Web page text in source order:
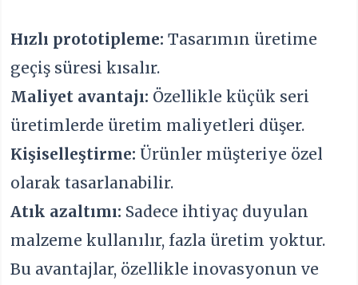
Hızlı prototipleme: Tasarımın üretime
geçiş süresi kısalır.
Maliyet avantajı: Özellikle küçük seri
üretimlerde üretim maliyetleri düşer.
Kişiselleştirme: Ürünler müşteriye özel
olarak tasarlanabilir.
Atık azaltımı: Sadece ihtiyaç duyulan
malzeme kullanılır, fazla üretim yoktur.
Bu avantajlar, özellikle inovasyonun ve